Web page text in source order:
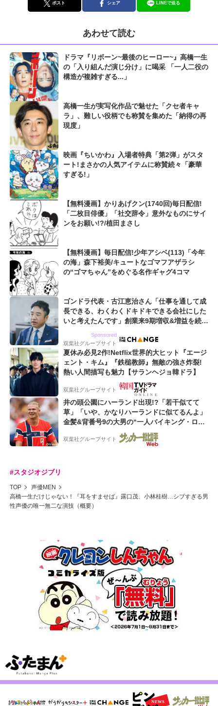
ポスト シェア LINEで送る
あわせて読む
ドラマ『リボーン~最後のヒーロー~』高橋一生
の「入り組んだ演じ分け」に喝采 「一人二役の
構造が複雑すぎる...」
高橋一生が実写化作品で魅せた「クセ者キャ
ラ」、難しい役柄でも称賛を集めた「納得の再
現度」
映画『ちいかわ』入場者特典「第2弾」がスタ
ート!まさかの人気アイテムに称賛続々「豪華
すぎる!」
【無料漫画】かりあげクン(1740回)毎日配信!
「二枚目俳優」「社交辞令」意外なものにサイ
ンをお願い!?/植田まさし
【無料漫画】毎日配信!少年アシベ(113)「今年
の海」森下裕美/キュートなゴマフアザラシ
の“ゴマちゃん”をめぐる名作ギャグ4コマ
ゴンドラ代表・古江恵治さん「仕事を通して成
長できる、わくわくドキドキできる会社にした
いと考えたんです」創業来9期増収&増益を続け
Sponsored
双葉社グループサイト
夏休み必見2作!Netflix世界的大ヒット『エージ
ェント・キム』『鉄槌教師』無敵の強さ炸裂!
熱い人間描写も魅力【サランヘジョ韓ドラ】
双葉社グループサイト
井の頭公園にハーランド出現!?「若干似てて
草」「いや、かなりハーランドに似てるんよ」
金髪&背番号9の大男の“一人バイキング・ロ
ー”映像が話題!「元気をもらった」
双葉社グループサイト
#スタジオジブリ
TOP
声優MEN
高橋一生だけじゃない！『耳をすませば』露口茂、小林桂樹…シブすぎる男
性声優の唯一無二な演技（概要）